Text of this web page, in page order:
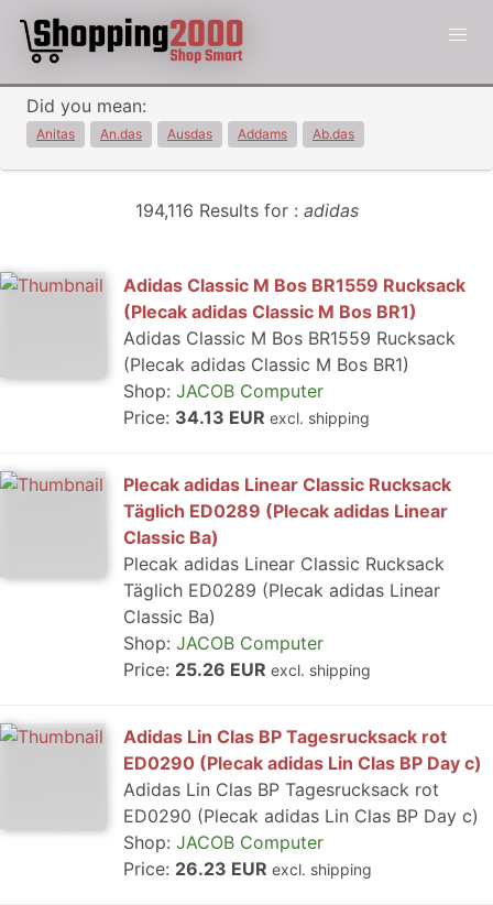
Did you mean:
Anitas An.das Ausdas Addams Ab.das
194,116 Results for : adidas
Adidas Classic M Bos BR1559 Rucksack
(Plecak adidas Classic M Bos BR1)
Adidas Classic M Bos BR1559 Rucksack
(Plecak adidas Classic M Bos BR1)
Shop: JACOB Computer
Price: 34.13 EUR excl. shipping
Plecak adidas Linear Classic Rucksack
Täglich ED0289 (Plecak adidas Linear
Classic Ba)
Plecak adidas Linear Classic Rucksack
Täglich ED0289 (Plecak adidas Linear
Classic Ba)
Shop: JACOB Computer
Price: 25.26 EUR excl. shipping
Adidas Lin Clas BP Tagesrucksack rot
ED0290 (Plecak adidas Lin Clas BP Day c)
Adidas Lin Clas BP Tagesrucksack rot
ED0290 (Plecak adidas Lin Clas BP Day c)
Shop: JACOB Computer
Price: 26.23 EUR excl. shipping